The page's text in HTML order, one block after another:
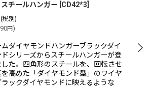
チールハンガー CD42*3
(税別)
円)
ムダイヤモンドハンガーブラックダイ
ドシリーズからスチールハンガーが登
た。四角形のスチールを、回転させ
を高めた「ダイヤモンド型」のワイヤ
ラックダイヤモンドに映えるような